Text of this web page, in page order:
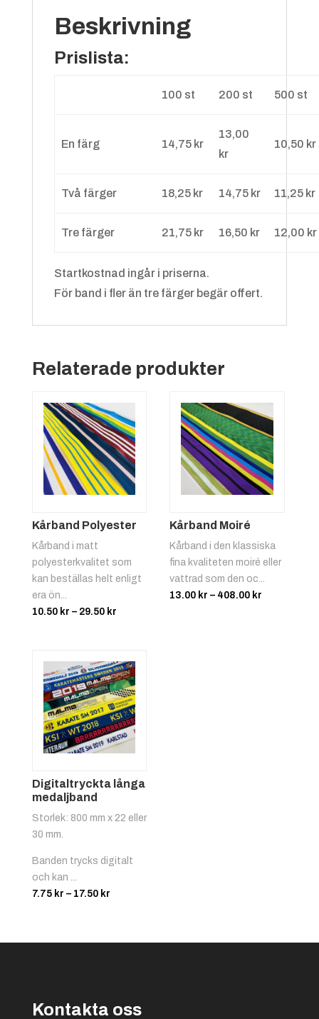
Beskrivning
Prislista:
100 st 200 st 500 st
En färg 14,75 kr
13,00
kr
10,50 kr
Två färger 18,25 kr 14,75 kr 11,25 kr
Tre färger 21,75 kr 16,50 kr 12,00 kr
Startkostnad ingår i priserna.
För band i fler än tre färger begär offert.
Relaterade produkter
Kårband Polyester
Kårband i matt
polyesterkvalitet som
kan beställas helt enligt
era ön...
10.50 kr – 29.50 krPrisintervall:
29.50 kr
Kårband Moiré
Kårband i den klassiska
fina kvaliteten moiré eller
vattrad som den oc...
13.00 kr – 408.00 kr
Digitaltryckta långa
medaljband
Storlek: 800 mm x 22 eller
30 mm.
Banden trycks digitalt
och kan ...
7.75 kr – 17.50 krPrisintervall:
17.50 kr
Kontakta oss